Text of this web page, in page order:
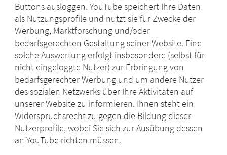
Buttons ausloggen. YouTube speichert Ihre Daten
als Nutzungsprofile und nutzt sie für Zwecke der
Werbung, Marktforschung und/oder
bedarfsgerechten Gestaltung seiner Website. Eine
solche Auswertung erfolgt insbesondere (selbst für
nicht eingeloggte Nutzer) zur Erbringung von
bedarfsgerechter Werbung und um andere Nutzer
des sozialen Netzwerks über Ihre Aktivitäten auf
unserer Website zu informieren. Ihnen steht ein
Widerspruchsrecht zu gegen die Bildung dieser
Nutzerprofile, wobei Sie sich zur Ausübung dessen
an YouTube richten müssen.